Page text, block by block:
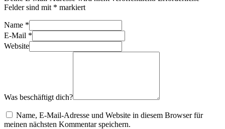
Felder sind mit * markiert
Name *
E-Mail *
Website
Was beschäftigt dich?
Name, E-Mail-Adresse und Website in diesem Browser für
meinen nächsten Kommentar speichern.